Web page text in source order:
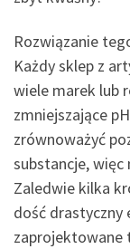
Rozwiązanie
Każdy sklep z
wiele marek lub
zmniejszające
zrównoważyć
substancje,
Zaledwie kilka
dość drastyczny
zaprojektowane